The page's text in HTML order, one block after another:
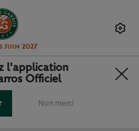
Juin 2027
FICHE JOUEUSE
l'application
Officiel
Non merci